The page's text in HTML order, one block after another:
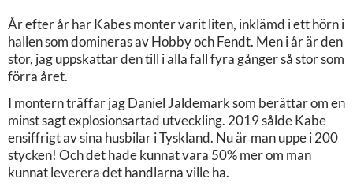
År efter år har Kabes monter varit liten, inklämd i ett hörn i
hallen som domineras av Hobby och Fendt. Men i år är den
stor, jag uppskattar den till i alla fall fyra gånger så stor som
förra året.
I montern träffar jag Daniel Jaldemark som berättar om en
minst sagt explosionsartad utveckling. 2019 sålde Kabe
ensiffrigt av sina husbilar i Tyskland. Nu är man uppe i 200
stycken! Och det hade kunnat vara 50% mer om man
kunnat leverera det handlarna ville ha.